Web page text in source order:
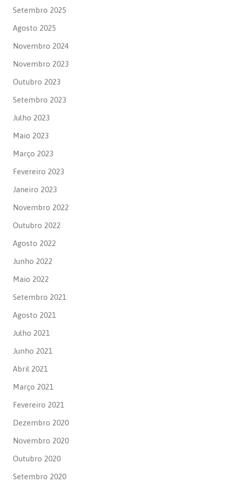
Setembro 2025
Agosto 2025
Novembro 2024
Novembro 2023
Outubro 2023
Setembro 2023
Julho 2023
Maio 2023
Março 2023
Fevereiro 2023
Janeiro 2023
Novembro 2022
Outubro 2022
Agosto 2022
Junho 2022
Maio 2022
Setembro 2021
Agosto 2021
Julho 2021
Junho 2021
Abril 2021
Março 2021
Fevereiro 2021
Dezembro 2020
Novembro 2020
Outubro 2020
Setembro 2020